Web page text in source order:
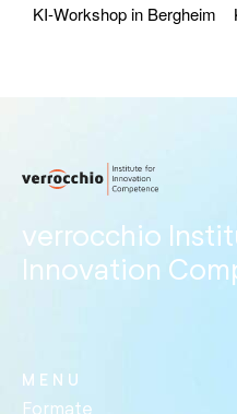
KI-Workshop in Bergheim
verrocchio
Innovation
MENU
Formate